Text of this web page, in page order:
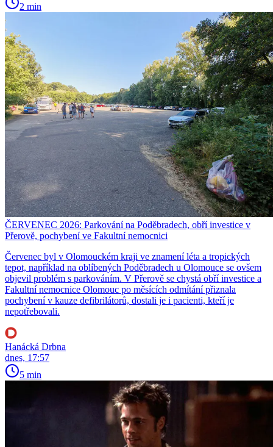
2 min
ČERVENEC 2026: Parkování na Poděbradech, obří investice v
Přerově, pochybení ve Fakultní nemocnici
Červenec byl v Olomouckém kraji ve znamení léta a tropických
tepot, například na oblíbených Poděbradech u Olomouce se ovšem
objevil problém s parkováním. V Přerově se chystá obří investice a
Fakultní nemocnice Olomouc po měsících odmítání přiznala
pochybení v kauze defibrilátorů, dostali je i pacienti, kteří je
nepotřebovali.
Hanácká Drbna
dnes, 17:57
5 min